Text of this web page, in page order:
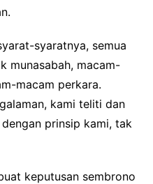
syaratnya, semua
munasabah, macam-
macam perkara.
kami teliti dan
prinsip kami, tak
keputusan sembrono